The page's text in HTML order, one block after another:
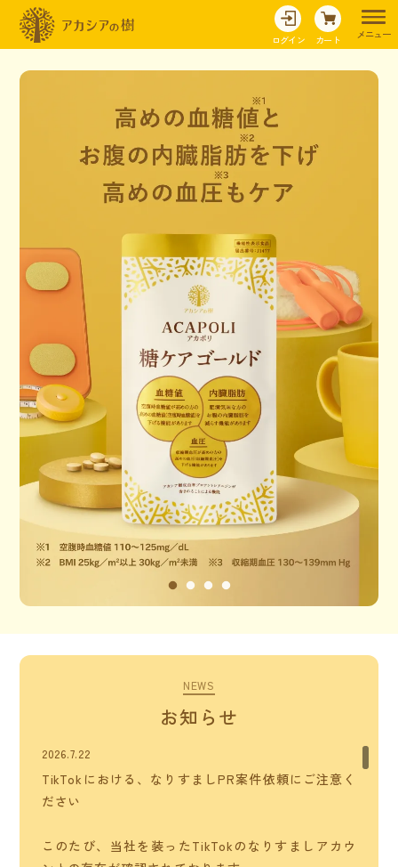
メニュー
ログイン カート
NEWS
お知らせ
2026.7.22
TikTokにおける、なりすましPR案件依頼にご注意く
ださい
このたび、当社を装ったTikTokのなりすましアカウ